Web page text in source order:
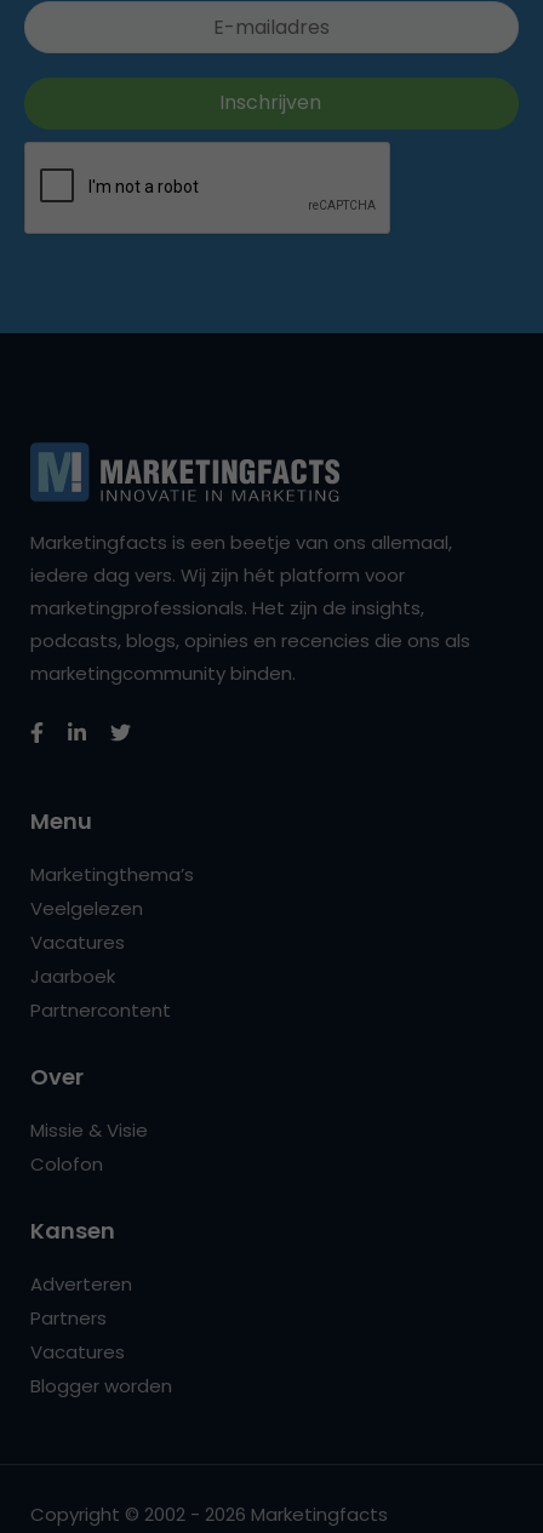
Marketingfacts is een beetje van ons allemaal,
iedere dag vers. Wij zijn hét platform voor
marketingprofessionals. Het zijn de insights,
podcasts, blogs, opinies en recencies die ons als
marketingcommunity binden.
Menu
Marketingthema’s
Veelgelezen
Vacatures
Jaarboek
Partnercontent
Over
Missie & Visie
Colofon
Kansen
Adverteren
Partners
Vacatures
Blogger worden
Copyright © 2002 - 2026 Marketingfacts